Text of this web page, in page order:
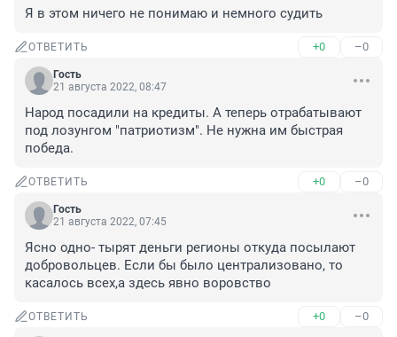
Я в этом ничего не понимаю и немного судить
ОТВЕТИТЬ +0 –0
Гость
21 августа 2022, 08:47
Народ посадили на кредиты. А теперь отрабатывают
под лозунгом "патриотизм". Не нужна им быстрая
победа.
ОТВЕТИТЬ +0 –0
Гость
21 августа 2022, 07:45
Ясно одно- тырят деньги регионы откуда посылают
добровольцев. Если бы было централизовано, то
касалось всех,а здесь явно воровство
ОТВЕТИТЬ +0 –0